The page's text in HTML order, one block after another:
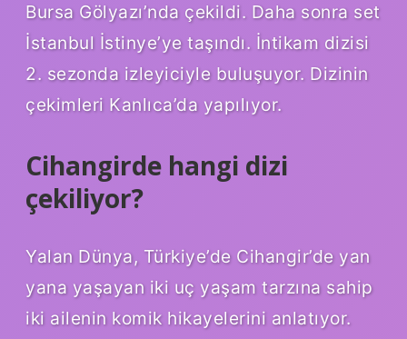
Bursa Gölyazı’nda çekildi. Daha sonra set
İstanbul İstinye’ye taşındı. İntikam dizisi
2. sezonda izleyiciyle buluşuyor. Dizinin
çekimleri Kanlıca’da yapılıyor.
Cihangirde hangi dizi
çekiliyor?
Yalan Dünya, Türkiye’de Cihangir’de yan
yana yaşayan iki uç yaşam tarzına sahip
iki ailenin komik hikayelerini anlatıyor.